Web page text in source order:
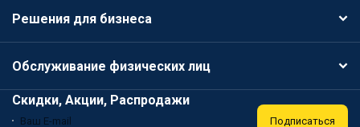
Решения для бизнеса
Обслуживание физических лиц
Скидки, Акции, Распродажи
Подписаться